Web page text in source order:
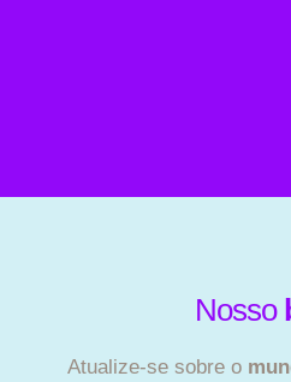
Nosso
Atualize-se sobre o